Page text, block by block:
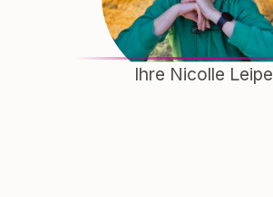
Ihre Nicolle Leipe